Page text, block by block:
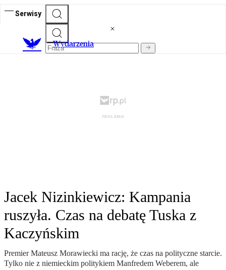
Serwisy
Wydarzenia
Jacek Nizinkiewicz: Kampania
ruszyła. Czas na debatę Tuska z
Kaczyńskim
Premier Mateusz Morawiecki ma rację, że czas na polityczne starcie.
Tylko nie z niemieckim politykiem Manfredem Weberem, ale